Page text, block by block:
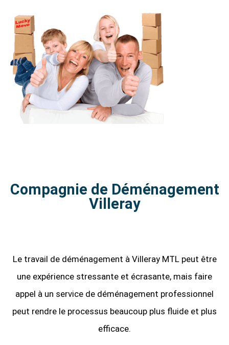
Compagnie de Déménagement
Villeray
Le travail de déménagement à Villeray MTL peut être
une expérience stressante et écrasante, mais faire
appel à un service de déménagement professionnel
peut rendre le processus beaucoup plus fluide et plus
efficace.